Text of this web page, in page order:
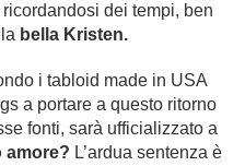
dei tempi, ben
bella Kristen.
i tabloid made in USA
a portare a questo ritorno
fonti, sarà ufficializzato a
amore? L’ardua sentenza è